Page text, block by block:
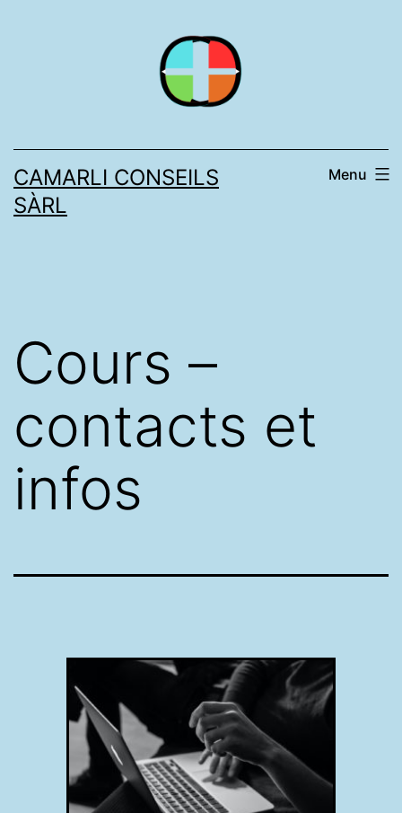
CAMARLI CONSEILS
SÀRL
Menu
Cours –
contacts et
infos